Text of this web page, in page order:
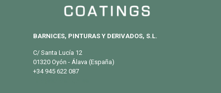
BARNICES, PINTURAS Y DERIVADOS, S.L.
C/ Santa Lucía 12
01320 Oyón - Álava (España)
+34 945 622 087